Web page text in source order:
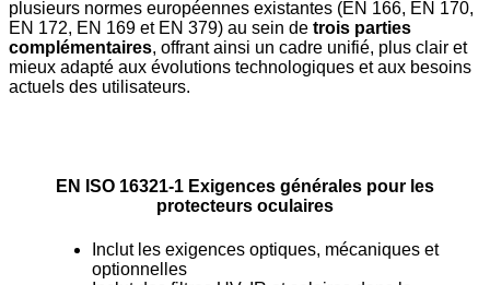
plusieurs normes européennes existantes (EN 166, EN 170,
EN 172, EN 169 et EN 379) au sein de trois parties
complémentaires, offrant ainsi un cadre unifié, plus clair et
mieux adapté aux évolutions technologiques et aux besoins
actuels des utilisateurs.
EN ISO 16321-1 Exigences générales pour les
protecteurs oculaires
Inclut les exigences optiques, mécaniques et
optionnelles